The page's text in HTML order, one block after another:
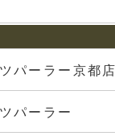
パーラー京都
パーラー